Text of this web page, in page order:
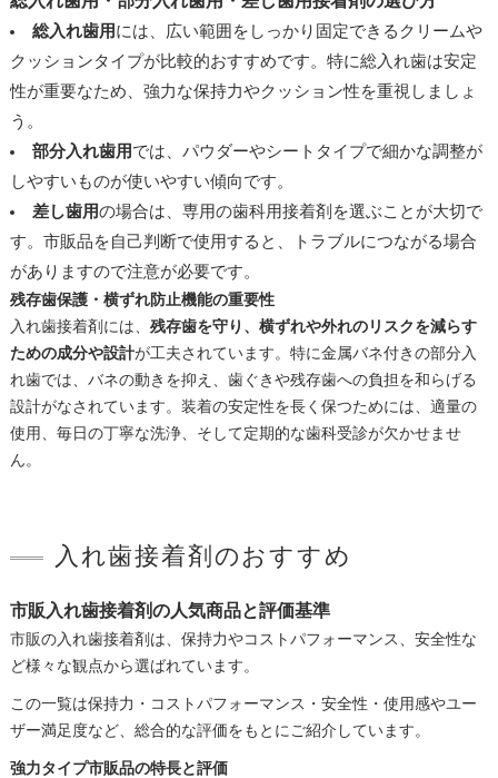
総入れ歯用には、広い範囲をしっかり固定できるクリームや
クッションタイプが比較的おすすめです。特に総入れ歯は安定
性が重要なため、強力な保持力やクッション性を重視しましょ
う。
部分入れ歯用では、パウダーやシートタイプで細かな調整が
しやすいものが使いやすい傾向です。
差し歯用の場合は、専用の歯科用接着剤を選ぶことが大切で
す。市販品を自己判断で使用すると、トラブルにつながる場合
がありますので注意が必要です。
残存歯保護・横ずれ防止機能の重要性
入れ歯接着剤には、 残存歯を守り、横ずれや外れのリスクを減らす
ための成分や設計が工夫されています。特に金属バネ付きの部分入
れ歯では、バネの動きを抑え、歯ぐきや残存歯への負担を和らげる
設計がなされています。装着の安定性を長く保つためには、適量の
使用、毎日の丁寧な洗浄、そして定期的な歯科受診が欠かせませ
ん。
入れ歯接着剤のおすすめ
市販入れ歯接着剤の人気商品と評価基準
市販の入れ歯接着剤は、保持力やコストパフォーマンス、安全性な
ど様々な観点から選ばれています。
この一覧は保持力・コストパフォーマンス・安全性・使用感やユー
ザー満足度など、総合的な評価をもとにご紹介しています。
強力タイプ市販品の特長と評価